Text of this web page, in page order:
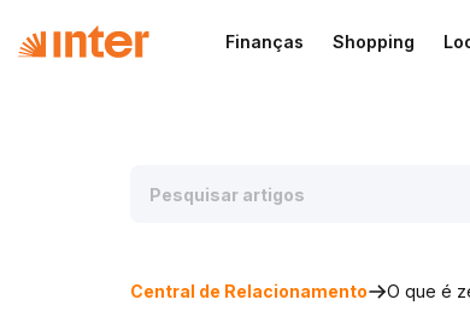
Finanças Shopping
Central de Relacionamento O que é